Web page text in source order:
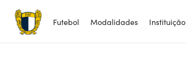
Futebol Modalidades Instituição